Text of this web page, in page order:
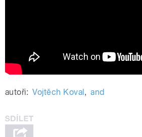
autoři: Vojtěch Koval , and